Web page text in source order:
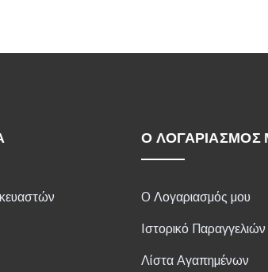
Ο ΛΟΓΑΡΙΑΣΜΌΣ
Ο Λογαριασμός μου
Ιστορικό Παραγγελιών
Λίστα Αγαπημένων